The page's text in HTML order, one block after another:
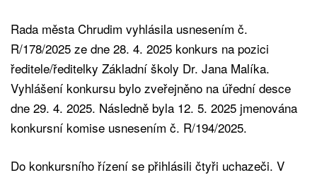
Rada města Chrudim vyhlásila usnesením č.
R/178/2025 ze dne 28. 4. 2025 konkurs na pozici
ředitele/ředitelky Základní školy Dr. Jana Malíka.
Vyhlášení konkursu bylo zveřejněno na úřední desce
dne 29. 4. 2025. Následně byla 12. 5. 2025 jmenována
konkursní komise usnesením č. R/194/2025.
Do konkursního řízení se přihlásili čtyři uchazeči. V